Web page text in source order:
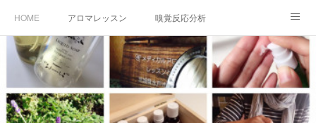
HOME アロマレッスン 嗅覚反応分析
当店のこと 日々の様子 お問合せ・ご予約
ACCESS アロマクラフトづくり アロマトリートメント